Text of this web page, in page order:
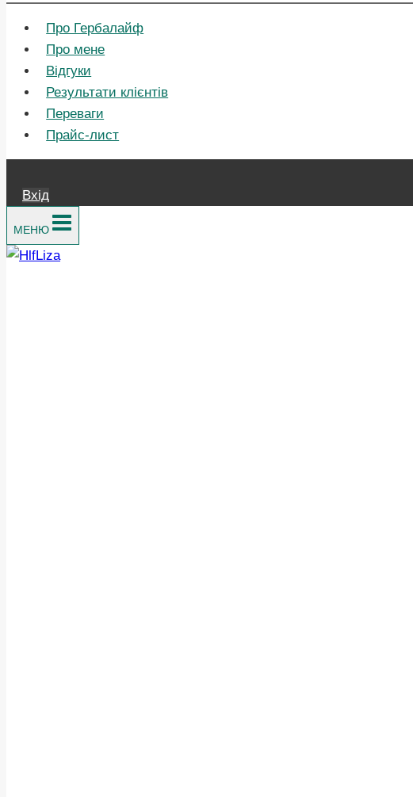
Про Гербалайф
Про мене
Відгуки
Результати клієнтів
Переваги
Прайс-лист
Вхід
МЕНЮ